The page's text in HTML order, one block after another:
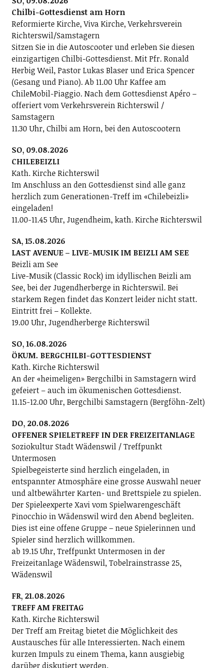
Chilbi-Gottesdienst am Horn
Reformierte Kirche, Viva Kirche, Verkehrsverein
Richterswil/Samstagern
Sitzen Sie in die Autoscooter und erleben Sie diesen
einzigartigen Chilbi-Gottesdienst. Mit Pfr. Ronald
Herbig Weil, Pastor Lukas Blaser und Erica Spencer
(Gesang und Piano). Ab 11.00 Uhr Kaffee am
ChileMobil-Piaggio. Nach dem Gottesdienst Apéro –
offeriert vom Verkehrsverein Richterswil /
Samstagern
11.30 Uhr, Chilbi am Horn, bei den Autoscootern
SO, 09.08.2026
CHILEBEIZLI
Kath. Kirche Richterswil
Im Anschluss an den Gottesdienst sind alle ganz
herzlich zum Generationen-Treff im «Chilebeizli»
eingeladen!
11.00-11.45 Uhr, Jugendheim, kath. Kirche Richterswil
SA, 15.08.2026
LAST AVENUE – LIVE-MUSIK IM BEIZLI AM SEE
Beizli am See
Live-Musik (Classic Rock) im idyllischen Beizli am
See, bei der Jugendherberge in Richterswil. Bei
starkem Regen findet das Konzert leider nicht statt.
Eintritt frei – Kollekte.
19.00 Uhr, Jugendherberge Richterswil
SO, 16.08.2026
ÖKUM. BERGCHILBI-GOTTESDIENST
Kath. Kirche Richterswil
An der «heimeligen» Bergchilbi in Samstagern wird
gefeiert – auch im ökumenischen Gottesdienst.
11.15-12.00 Uhr, Bergchilbi Samstagern (Bergföhn-Zelt)
DO, 20.08.2026
OFFENER SPIELETREFF IN DER FREIZEITANLAGE
Soziokultur Stadt Wädenswil / Treffpunkt
Untermosen
Spielbegeisterte sind herzlich eingeladen, in
entspannter Atmosphäre eine grosse Auswahl neuer
und altbewährter Karten- und Brettspiele zu spielen.
Der Spieleexperte Xavi vom Spielwarengeschäft
Pinocchio in Wädenswil wird den Abend begleiten.
Dies ist eine offene Gruppe – neue Spielerinnen und
Spieler sind herzlich willkommen.
ab 19.15 Uhr, Treffpunkt Untermosen in der
Freizeitanlage Wädenswil, Tobelrainstrasse 25,
Wädenswil
FR, 21.08.2026
TREFF AM FREITAG
Kath. Kirche Richterswil
Der Treff am Freitag bietet die Möglichkeit des
Austausches für alle Interessierten. Nach einem
kurzen Impuls zu einem Thema, kann ausgiebig
darüber diskutiert werden.